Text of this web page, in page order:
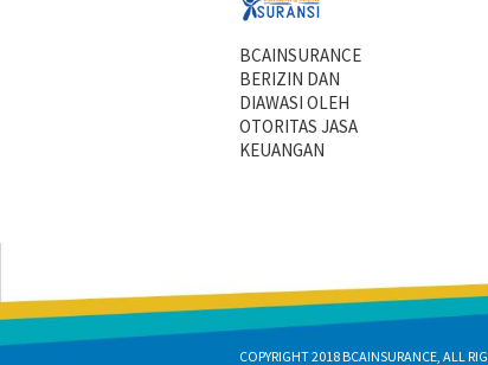
BCAINSURANCE
BERIZIN DAN
DIAWASI OLEH
OTORITAS JASA
KEUANGAN
COPYRIGHT 2018 BCAINSURANCE, ALL